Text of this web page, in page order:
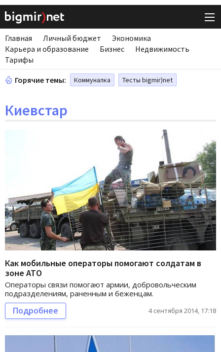
Главная Личный бюджет
Экономика
Карьера и образование
Бизнес
Недвижимость
Тарифы
Горячие темы: Коммуналка Тесты bigmir)net
Киевстар
Как мобильные операторы помогают солдатам в
зоне АТО
Операторы связи помогают армии, добровольческим
подразделениям, раненным и беженцам.
Подробнее 4 сентября 2014, 17:18